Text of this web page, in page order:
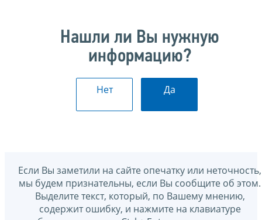
Нашли ли Вы нужную
информацию?
Нет Да
Если Вы заметили на сайте опечатку или неточность,
мы будем признательны, если Вы сообщите об этом.
Выделите текст, который, по Вашему мнению,
содержит ошибку, и нажмите на клавиатуре